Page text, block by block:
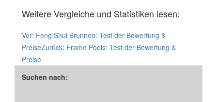
Weitere Vergleiche und Statistiken lesen:
Vor: Feng Shui Brunnen: Test der Bewertung &
PreiseZurück: Frame Pools: Test der Bewertung &
Preise
Suchen nach: